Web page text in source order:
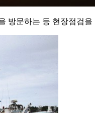
방문하는 등 현장점검을